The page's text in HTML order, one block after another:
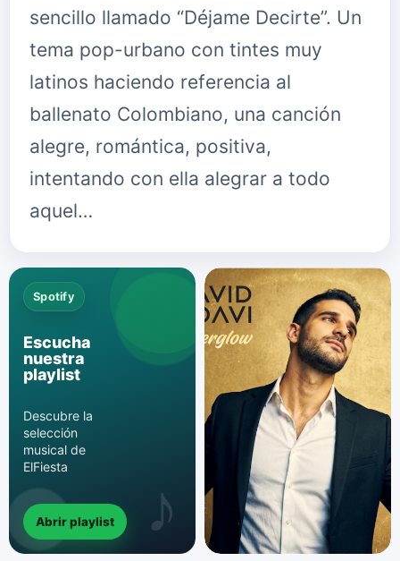
sencillo llamado “Déjame Decirte”. Un
tema pop-urbano con tintes muy
latinos haciendo referencia al
ballenato Colombiano, una canción
alegre, romántica, positiva,
intentando con ella alegrar a todo
aquel…
Spotify
Escucha
nuestra
playlist
Descubre la
selección
musical de
ElFiesta
Abrir playlist